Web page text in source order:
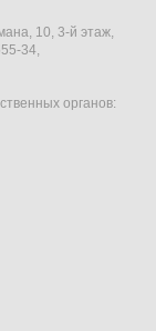
10, 3-й этаж,
34,
органов: